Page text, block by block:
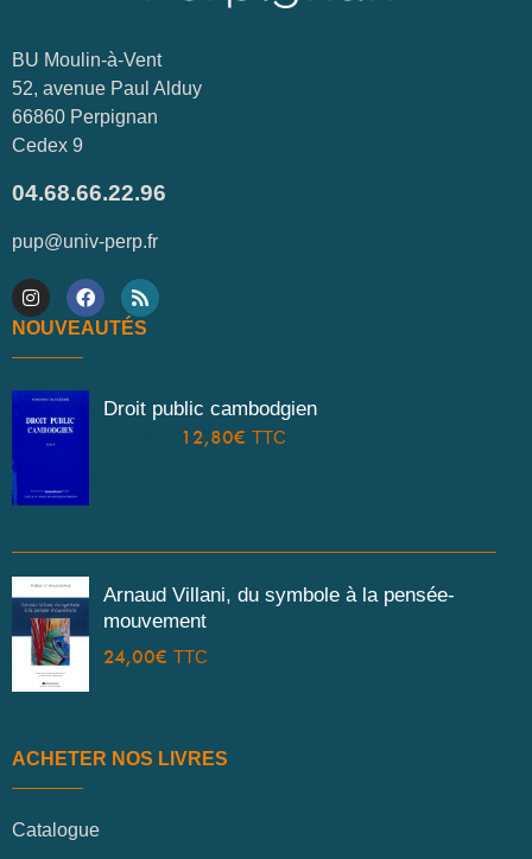
BU Moulin-à-Vent
52, avenue Paul Alduy
66860 Perpignan
Cedex 9
04.68.66.22.96
pup@univ-perp.fr
NOUVEAUTÉS
Droit public cambodgien
12,80€ TTC
Arnaud Villani, du symbole à la pensée-
mouvement
24,00€ TTC
ACHETER NOS LIVRES
Catalogue